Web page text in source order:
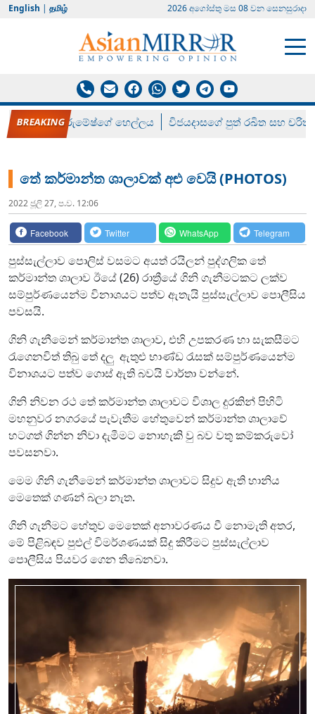
English | தமிழ் 2026 අගෝස්‍තු මස 08 වන සෙනසුරාදා
රන් ගෙනා රුමේෂ්ගේ හෙල්ලය විජයදාසගේ පුත් රඛිත සහ චරිත්
තේ කර්මාන්ත ශාලාවක් අළු වෙයි (PHOTOS)
2022 ජූලි 27, ප.ව. 12:06
Facebook Twitter WhatsApp Telegram
පුස්සැල්ලාව පොලිස් වසමට අයත් රයිලන් පුද්ගලික තේ
කර්මාන්ත ශාලාව ඊයේ (26) රාත්‍රීයේ ගිනි ගැනීමටකට ලක්ව
සම්පුර්ණයෙන්ම විනාශයට පත්ව ඇතැයි පුස්සැල්ලාව පොලීසිය
පවසයි.
ගිනි ගැනීමෙන් කර්මාන්ත ශාලාව, එහි උපකරණ හා සැකසීමට
රැගෙනවිත් තිබු තේ දලු ඇතුළු භාණ්ඩ රැසක් සම්පුර්ණයෙන්ම
විනාශයට පත්ව ගොස් ඇති බවයි වාර්තා වන්නේ.
ගිනි නිවන රථ තේ කර්මාන්ත ශාලාවට විශාල දුරකින් පිහිටි
මහනුවර නගරයේ පැවැතීම හේතුවෙන් කර්මාන්ත ශාලාවේ
හටගත් ගින්න නිවා දැමීමට නොහැකි වු බව වතු කම්කරුවෝ
පවසනවා.
මෙම ගිනි ගැනීමෙන් කර්මාන්ත ශාලාවට සිදුව ඇති හානිය
මෙතෙක් ගණන් බලා නැත.
ගිනි ගැනීමට හේතුව මෙතෙක් අනාවරණය වී නොමැති අතර,
මේ පිළිබඳව පුළුල් විමර්ශණයක් සිදු කිරීමට පුස්සැල්ලාව
පොලීසිය පියවර ගෙන තිබෙනවා.